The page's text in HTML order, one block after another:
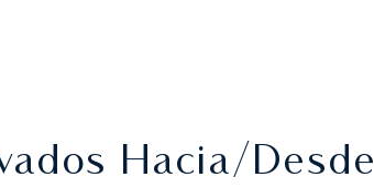
Hacia/desde